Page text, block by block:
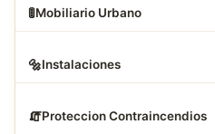
🚦Mobiliario Urbano
🔩Instalaciones
🧯Proteccion Contraincendios